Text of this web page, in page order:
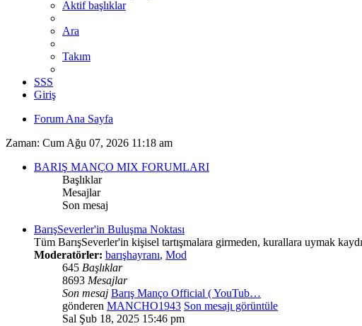
Aktif başlıklar
Ara
Takım
SSS
Giriş
Forum Ana Sayfa
Zaman: Cum Ağu 07, 2026 11:18 am
BARIŞ MANÇO MIX FORUMLARI
Başlıklar
Mesajlar
Son mesaj
BarışSeverler'in Buluşma Noktası
Tüm BarışSeverler'in kişisel tartışmalara girmeden, kurallara uymak
Moderatörler: barışhayranı, Mod
645 Başlıklar
8693 Mesajlar
Son mesaj Barış Manço Official ( YouTub…
gönderen MANCHO1943 Son mesajı görüntüle
Sal Şub 18, 2025 15:46 pm